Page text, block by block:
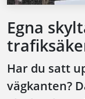
Egna
Har du satt
vägkanten?